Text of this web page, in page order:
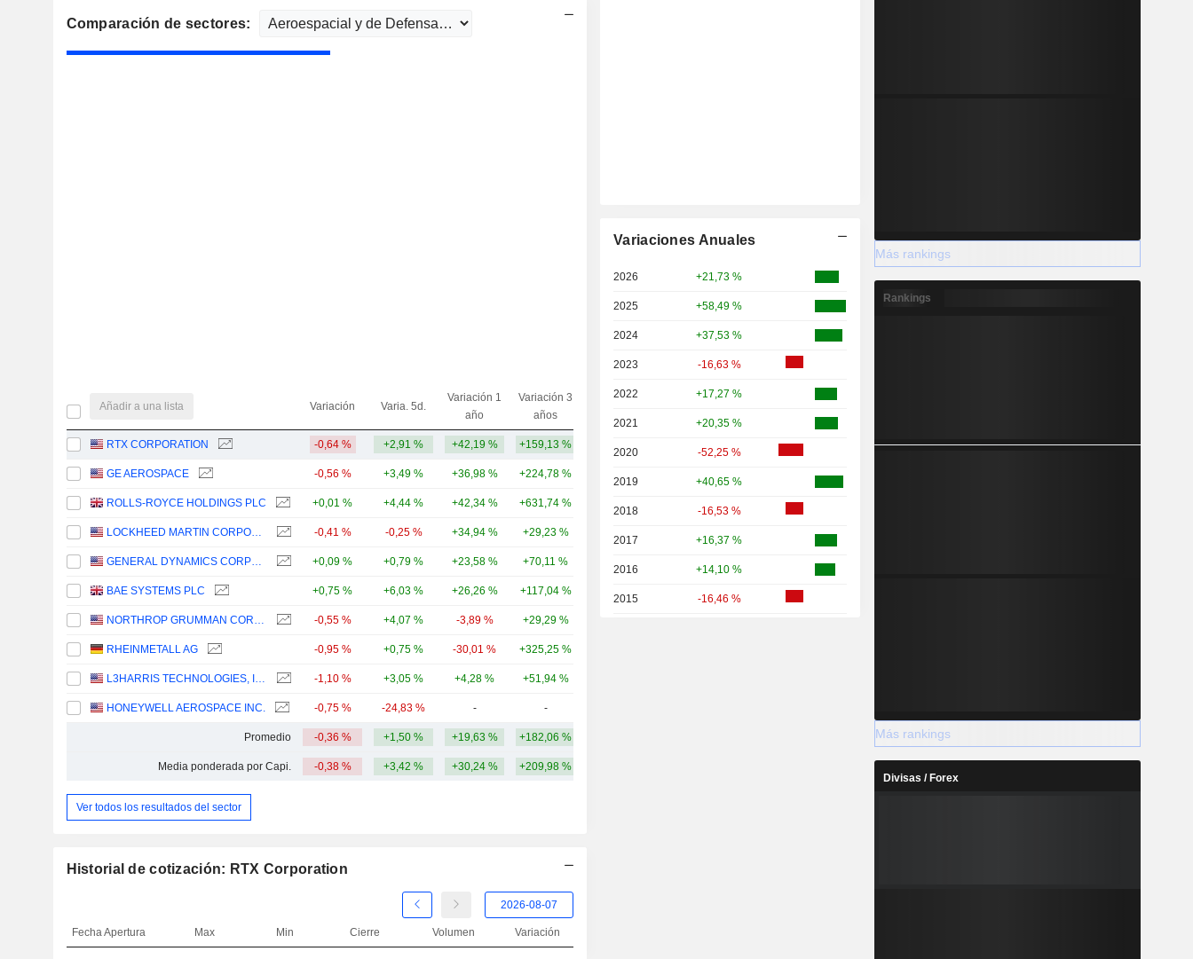
Comparación de sectores:
Añadir a una lista Variación Varia. 5d.
Variación 1
año
Variación 3
años
RTX CORPORATION -0,64 % +2,91 % +42,19 % +159,13 %
GE AEROSPACE -0,56 % +3,49 % +36,98 % +224,78 %
ROLLS-ROYCE HOLDINGS PLC +0,01 % +4,44 % +42,34 % +631,74 %
LOCKHEED MARTIN CORPORATION -0,41 % -0,25 % +34,94 % +29,23 %
GENERAL DYNAMICS CORPORATION +0,09 % +0,79 % +23,58 % +70,11 %
BAE SYSTEMS PLC +0,75 % +6,03 % +26,26 % +117,04 %
NORTHROP GRUMMAN CORPORATION -0,55 % +4,07 % -3,89 % +29,29 %
RHEINMETALL AG -0,95 % +0,75 % -30,01 % +325,25 %
L3HARRIS TECHNOLOGIES, INC. -1,10 % +3,05 % +4,28 % +51,94 %
HONEYWELL AEROSPACE INC. -0,75 % -24,83 % - -
Promedio -0,36 % +1,50 % +19,63 % +182,06 %
Media ponderada por Capi. -0,38 % +3,42 % +30,24 % +209,98 %
Ver todos los resultados del sector
Historial de cotización: RTX Corporation
FechaApertura Max Min Cierre Volumen Variación
Variaciones Anuales
2026 +21,73 %
2025 +58,49 %
2024 +37,53 %
2023 -16,63 %
2022 +17,27 %
2021 +20,35 %
2020 -52,25 %
2019 +40,65 %
2018 -16,53 %
2017 +16,37 %
2016 +14,10 %
2015 -16,46 %
Más rankings
Rankings
Más rankings
Divisas / Forex